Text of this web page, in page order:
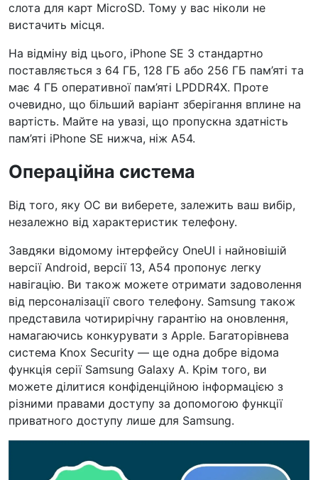
слота для карт MicroSD. Тому у вас ніколи не
вистачить місця.
На відміну від цього, iPhone SE 3 стандартно
поставляється з 64 ГБ, 128 ГБ або 256 ГБ пам’яті та
має 4 ГБ оперативної пам’яті LPDDR4X. Проте
очевидно, що більший варіант зберігання вплине на
вартість. Майте на увазі, що пропускна здатність
пам’яті iPhone SE нижча, ніж A54.
Операційна система
Від того, яку ОС ви виберете, залежить ваш вибір,
незалежно від характеристик телефону.
Завдяки відомому інтерфейсу OneUI і найновішій
версії Android, версії 13, A54 пропонує легку
навігацію. Ви також можете отримати задоволення
від персоналізації свого телефону. Samsung також
представила чотирирічну гарантію на оновлення,
намагаючись конкурувати з Apple. Багаторівнева
система Knox Security — ще одна добре відома
функція серії Samsung Galaxy A. Крім того, ви
можете ділитися конфіденційною інформацією з
різними правами доступу за допомогою функції
приватного доступу лише для Samsung.